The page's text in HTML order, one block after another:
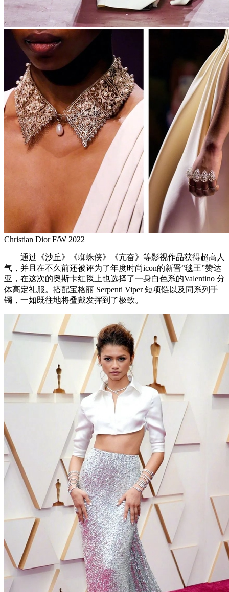
Christian Dior F/W 2022
通过《沙丘》《蜘蛛侠》《亢奋》等影视作品获得超高人
气，并且在不久前还被评为了年度时尚icon的新晋“毯王”赞达
亚，在这次的奥斯卡红毯上也选择了一身白色系的Valentino 分
体高定礼服。搭配宝格丽 Serpenti Viper 短项链以及同系列手
镯，一如既往地将叠戴发挥到了极致。